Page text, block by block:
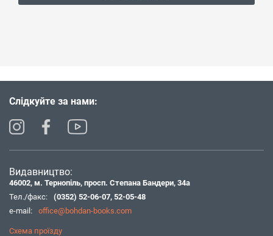
Слідкуйте за нами:
Видавництво:
46002, м. Тернопіль, просп. Степана Бандери, 34а
Тел./факс:
(0352) 52-06-07, 52-05-48
e-mail:
office@bohdan-books.com
Схема проїзду